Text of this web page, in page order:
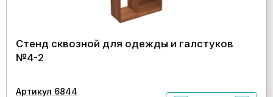
Стенд сквозной для одежды и галстуков
№4-2
Артикул 6844